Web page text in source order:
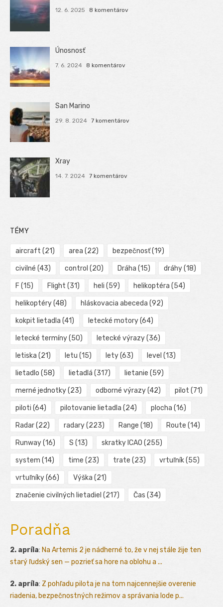
12. 6. 2025 8 komentárov
Únosnosť
7. 6. 2024 8 komentárov
San Marino
29. 8. 2024 7 komentárov
Xray
14. 7. 2024 7 komentárov
TÉMY
aircraft (21) area (22) bezpečnosť(19)
civilné (43) control (20) Dráha (15) dráhy(18)
F (15) Flight (31) heli (59) helikoptéra (54)
helikoptéry(48) hláskovacia abeceda (92)
kokpit lietadla (41) letecké motory(64)
letecké termíny(50) letecké výrazy(36)
letiska (21) letu (15) lety(63) level (13)
lietadlo (58) lietadlá (317) lietanie (59)
merné jednotky(23) odborné výrazy(42) pilot (71)
piloti (64) pilotovanie lietadla (24) plocha (16)
Radar(22) radary(223) Range (18) Route (14)
Runway(16) S (13) skratky ICAO (255)
system (14) time (23) trate (23) vrtuľník(55)
vrtuľníky(66) Výška (21)
značenie civilných lietadiel (217) Čas (34)
Poradňa
2. apríla: Na Artemis 2 je nádherné to, že v nej stále žije ten
starý ľudský sen — pozrieť sa hore na oblohu a ...
2. apríla: Z pohľadu pilota je na tom najcennejšie overenie
riadenia, bezpečnostných režimov a správania lode p...